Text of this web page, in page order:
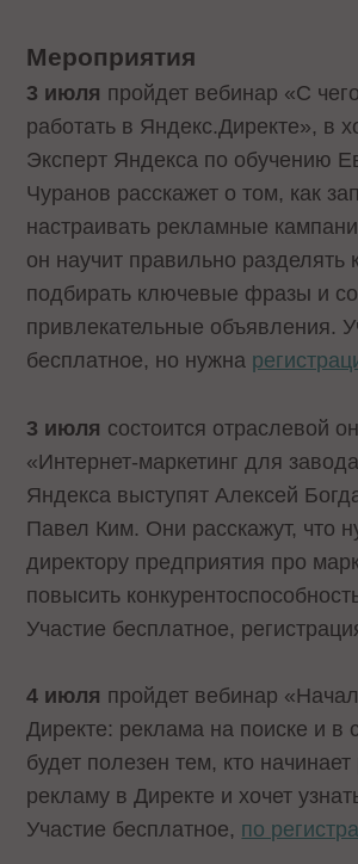
Мероприятия
3 июля пройдет вебинар «С
работать в Яндекс.Директе», в
Эксперт Яндекса по обучению
Чуранов расскажет о том, как
настраивать рекламные
он научит правильно разделять
подбирать ключевые фразы и
привлекательные объявления.
бесплатное, но нужна
3 июля состоится отраслевой
«Интернет-маркетинг для
Яндекса выступят Алексей
Павел Ким. Они расскажут, что
директору предприятия про
повысить
Участие бесплатное,
4 июля пройдет вебинар
Директе: реклама на поиске и в
будет полезен тем, кто
рекламу в Директе и хочет
Участие бесплатное, по